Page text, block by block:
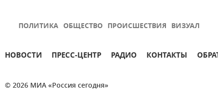
ПОЛИТИКА ОБЩЕСТВО ПРОИСШЕСТВИЯ ВИЗУАЛ
НОВОСТИ ПРЕСС-ЦЕНТР РАДИО КОНТАКТЫ
© 2026 МИА «Россия сегодня»